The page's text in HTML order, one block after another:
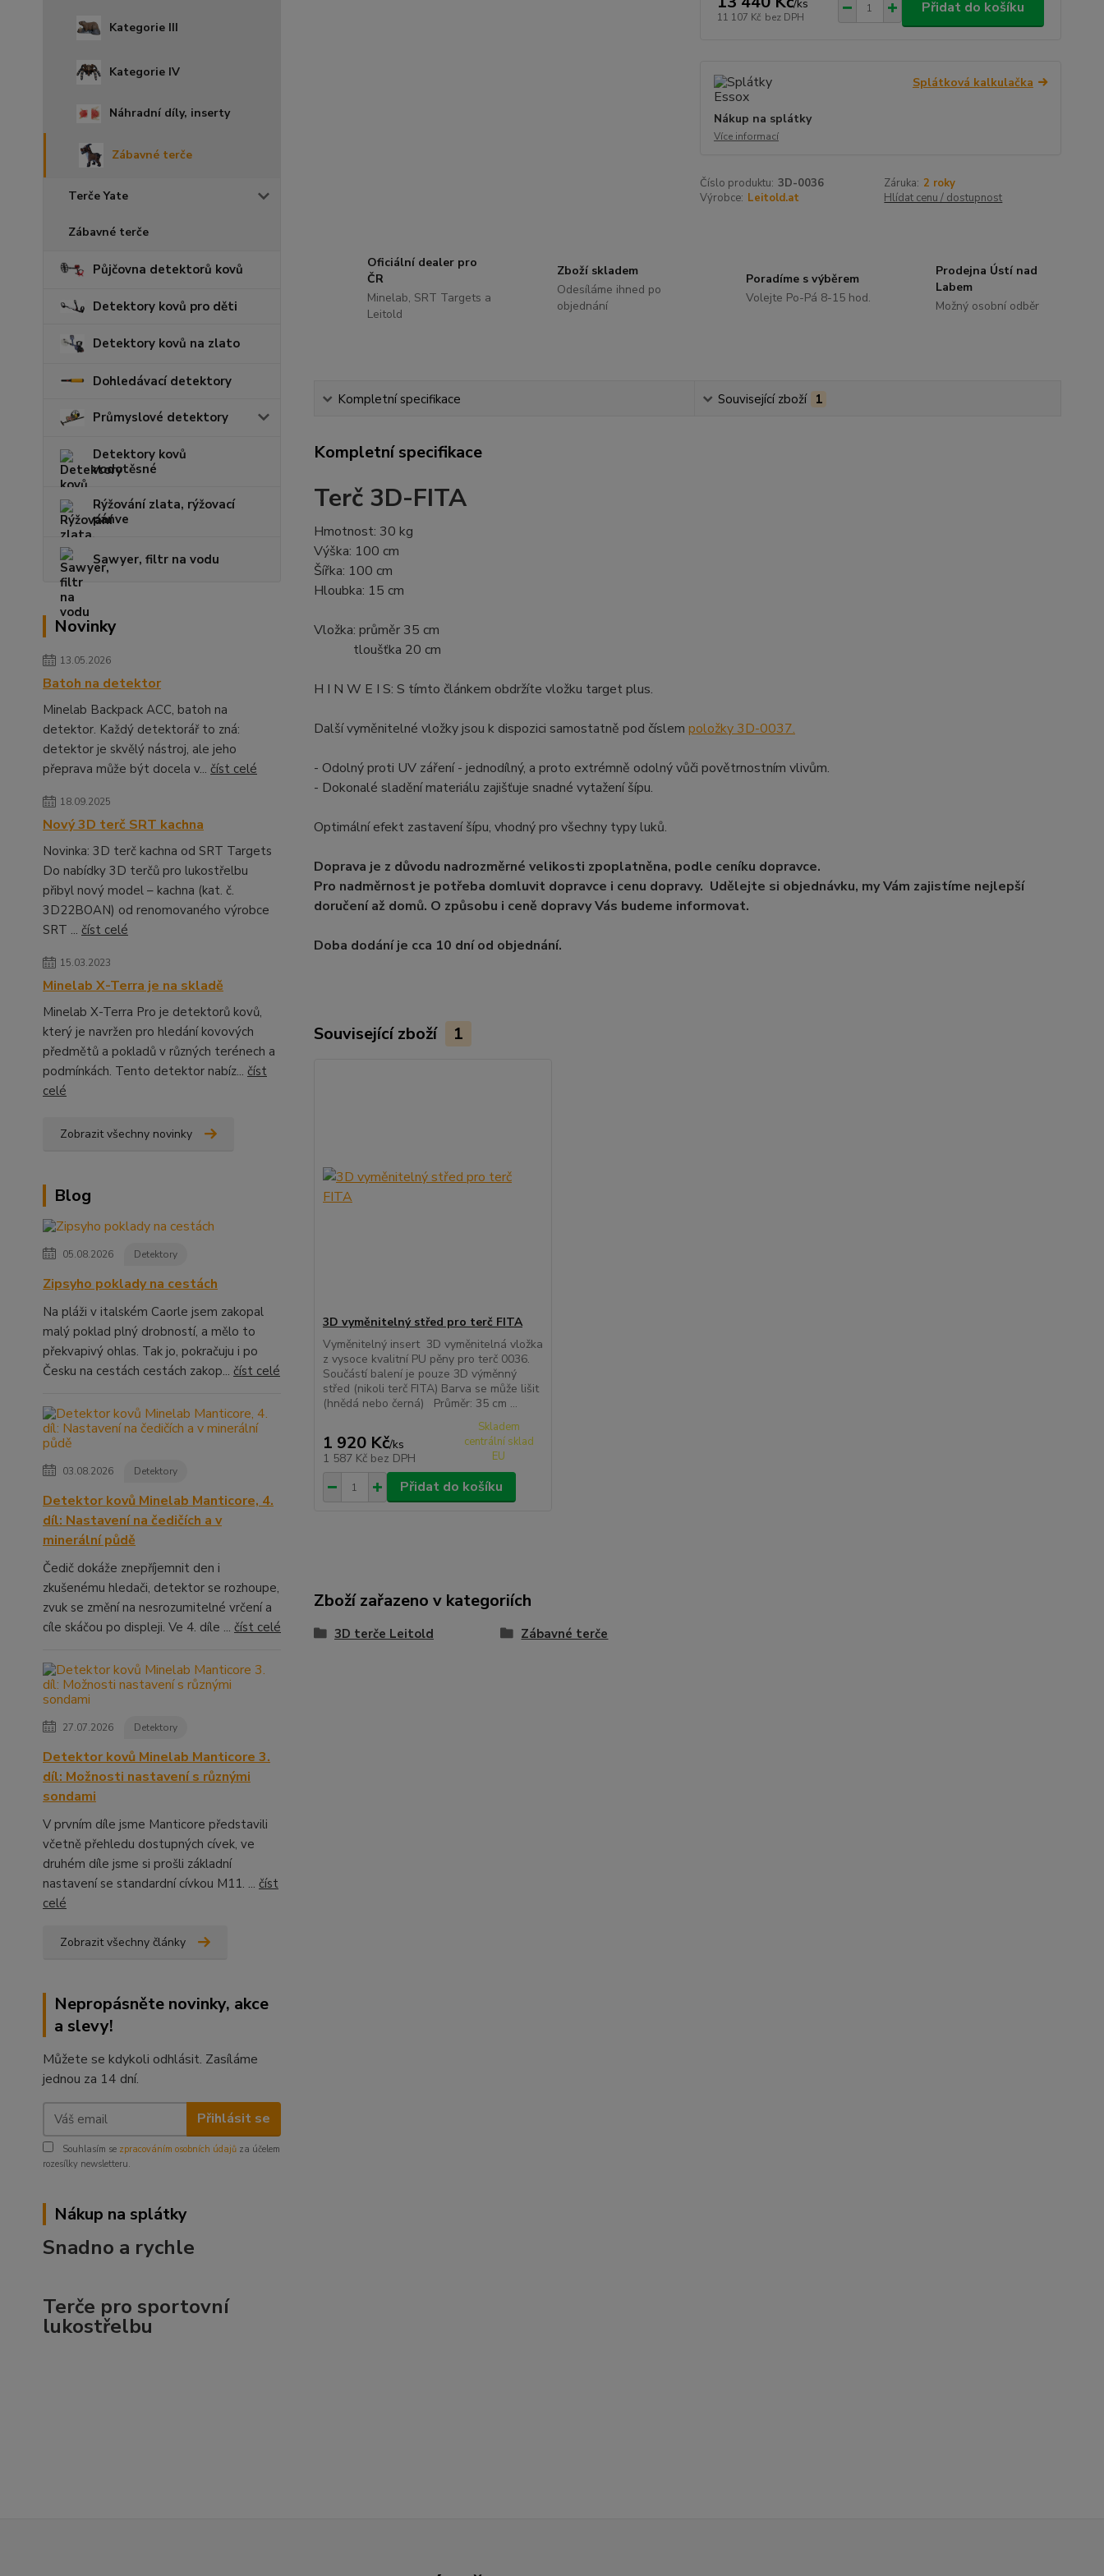
Kategorie III
Kategorie IV
Náhradní díly, inserty
Zábavné terče
Terče Yate
Zábavné terče
Půjčovna detektorů kovů
Detektory kovů pro děti
Detektory kovů na zlato
Dohledávací detektory
Průmyslové detektory
Detektory kovů
vodotěsné
Rýžování zlata, rýžovací
pánve
Sawyer, filtr na vodu
Novinky
13.05.2026
Batoh na detektor
Minelab Backpack ACC, batoh na
detektor. Každý detektorář to zná:
detektor je skvělý nástroj, ale jeho
přeprava může být docela v... číst celé
18.09.2025
Nový 3D terč SRT kachna
Novinka: 3D terč kachna od SRT Targets
Do nabídky 3D terčů pro lukostřelbu
přibyl nový model – kachna (kat. č.
3D22BOAN) od renomovaného výrobce
SRT ... číst celé
15.03.2023
Minelab X-Terra je na skladě
Minelab X-Terra Pro je detektorů kovů,
který je navržen pro hledání kovových
předmětů a pokladů v různých terénech a
podmínkách. Tento detektor nabíz... číst
celé
Zobrazit všechny novinky
Blog
05.08.2026 Detektory
Zipsyho poklady na cestách
Na pláži v italském Caorle jsem zakopal
malý poklad plný drobností, a mělo to
překvapivý ohlas. Tak jo, pokračuju i po
Česku na cestách cestách zakop... číst celé
03.08.2026 Detektory
Detektor kovů Minelab Manticore, 4.
díl: Nastavení na čedičích a v
minerální půdě
Čedič dokáže znepříjemnit den i
zkušenému hledači, detektor se rozhoupe,
zvuk se změní na nesrozumitelné vrčení a
cíle skáčou po displeji. Ve 4. díle ... číst celé
27.07.2026 Detektory
Detektor kovů Minelab Manticore 3.
díl: Možnosti nastavení s různými
sondami
V prvním díle jsme Manticore představili
včetně přehledu dostupných cívek, ve
druhém díle jsme si prošli základní
nastavení se standardní cívkou M11. ... číst
celé
Zobrazit všechny články
Nepropásněte novinky, akce
a slevy!
Můžete se kdykoli odhlásit. Zasíláme
jednou za 14 dní.
Přihlásit se
Souhlasím se zpracováním osobních údajů za účelem
rozesílky newsletteru.
Nákup na splátky
Snadno a rychle
Terče pro sportovní
lukostřelbu
/ks
11 107 Kč bez DPH
Přidat do košíku
Splátková kalkulačka
Nákup na splátky
Více informací
Číslo produktu: 3D-0036 Záruka: 2 roky
Výrobce: Leitold.at Hlídat cenu / dostupnost
Oficiální dealer pro
ČR
Minelab, SRT Targets a
Leitold
Zboží skladem
Odesíláme ihned po
objednání
Poradíme s výběrem
Volejte Po-Pá 8-15 hod.
Prodejna Ústí nad
Labem
Možný osobní odběr
Kompletní specifikace Související zboží 1
Kompletní specifikace
Terč 3D-FITA
Hmotnost: 30 kg
Výška: 100 cm
Šířka: 100 cm
Hloubka: 15 cm
Vložka: průměr 35 cm
tloušťka 20 cm
H I N W E I S: S tímto článkem obdržíte vložku target plus.
Další vyměnitelné vložky jsou k dispozici samostatně pod číslem položky 3D-0037.
- Odolný proti UV záření - jednodílný, a proto extrémně odolný vůči povětrnostním vlivům.
- Dokonalé sladění materiálu zajišťuje snadné vytažení šípu.
Optimální efekt zastavení šípu, vhodný pro všechny typy luků.
Doprava je z důvodu nadrozměrné velikosti zpoplatněna, podle ceníku dopravce.
Pro nadměrnost je potřeba domluvit dopravce i cenu dopravy. Udělejte si objednávku, my Vám zajistíme nejlepší
doručení až domů. O způsobu i ceně dopravy Vás budeme informovat.
Doba dodání je cca 10 dní od objednání.
Související zboží 1
3D vyměnitelný střed pro terč FITA
Vyměnitelný insert 3D vyměnitelná vložka
z vysoce kvalitní PU pěny pro terč 0036.
Součástí balení je pouze 3D výměnný
střed (nikoli terč FITA) Barva se může lišit
(hnědá nebo černá) Průměr: 35 cm ...
1 920 Kč/ks
1 587 Kč bez DPH
Skladem
centrální sklad
EU
Přidat do košíku
Zboží zařazeno v kategoriích
3D terče Leitold Zábavné terče